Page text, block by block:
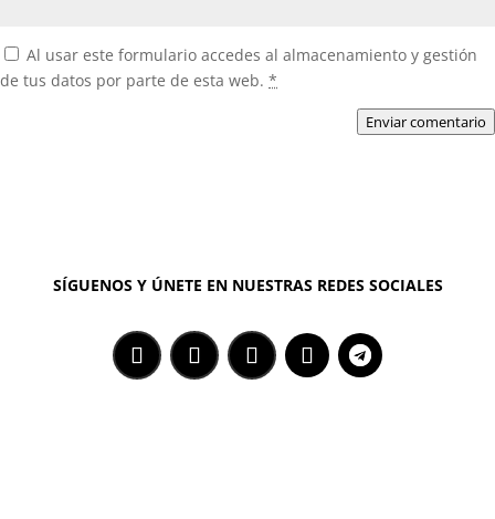
Al usar este formulario accedes al almacenamiento y gestión
de tus datos por parte de esta web. *
Enviar comentario
SÍGUENOS Y ÚNETE EN NUESTRAS REDES SOCIALES